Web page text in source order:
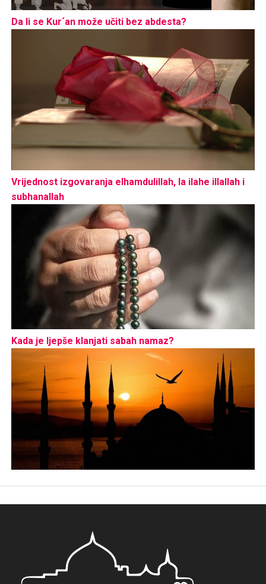
Da li se Kur´an može učiti bez abdesta?
Vrijednost izgovaranja elhamdulillah, la ilahe illallah i
subhanallah
Kada je ljepše klanjati sabah namaz?